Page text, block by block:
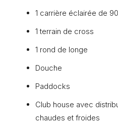
1 carrière éclairée de
1 terrain de cross
1 rond de longe
Douche
Paddocks
Club house avec
chaudes et froides